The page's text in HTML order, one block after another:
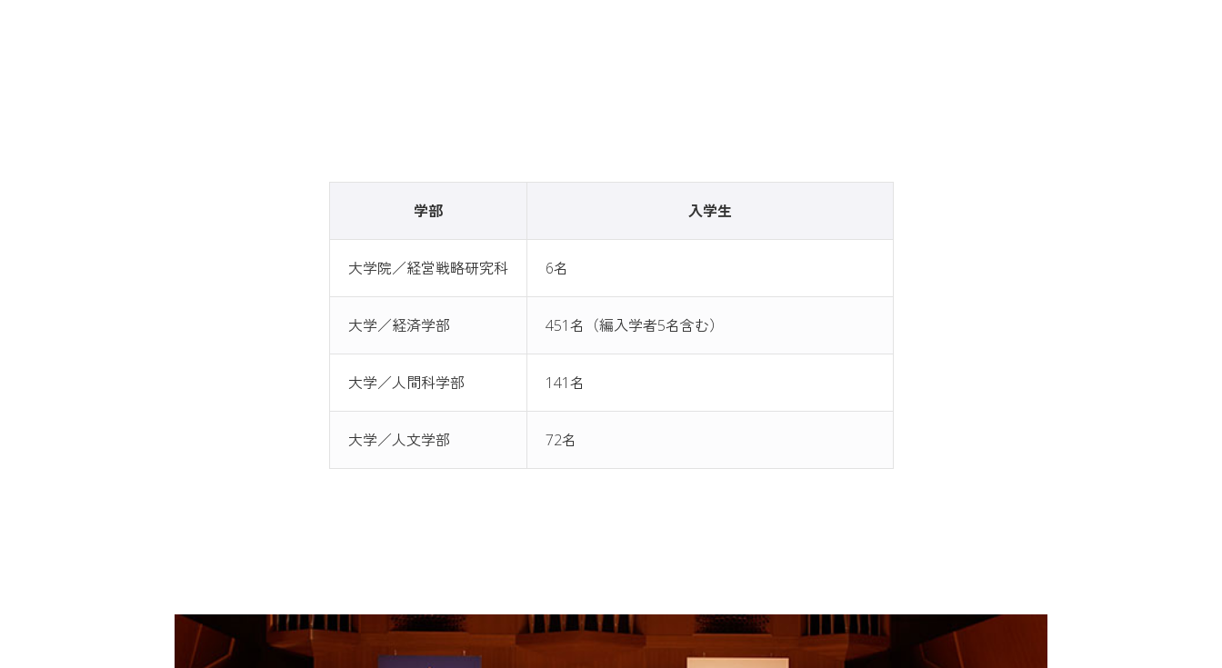
学部 入学生
大学院／経営戦略研究科 6名
大学／経済学部 451名（編入学者5名含む）
大学／人間科学部 141名
大学／人文学部 72名